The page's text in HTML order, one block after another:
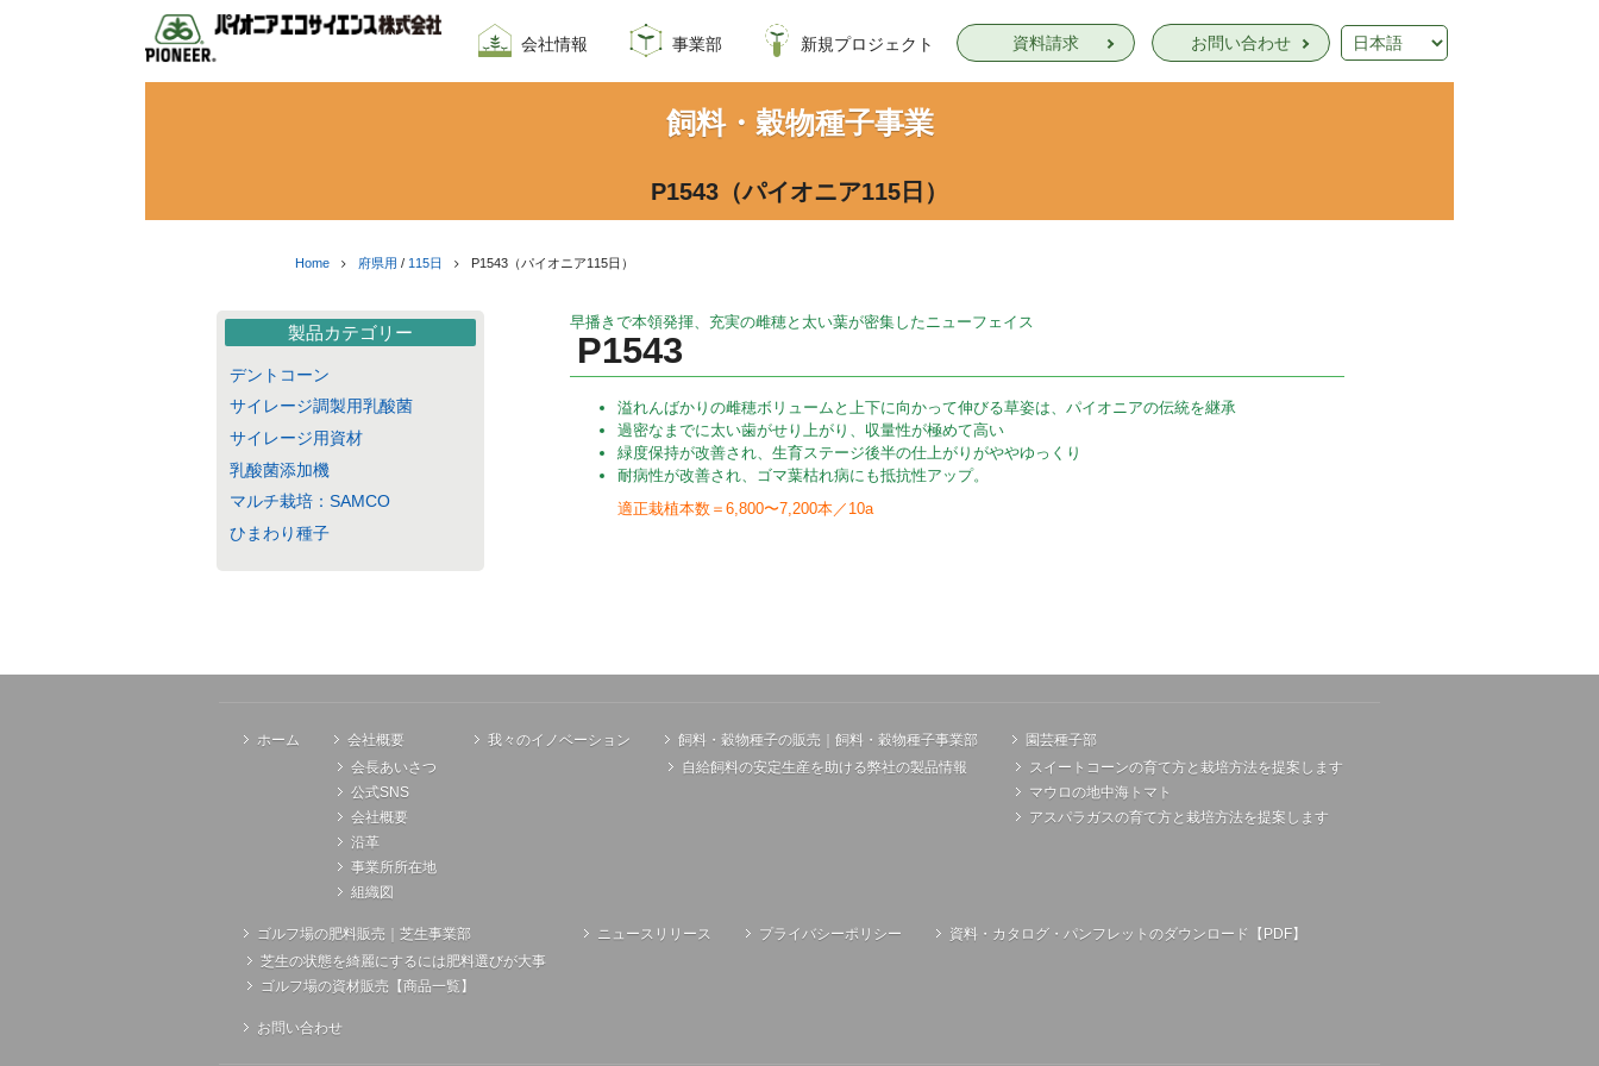
会社情報
会社概要
我々のイノベーション
採用情報
事業部
飼料・穀物種子事業部
園芸種子部
芝生事業部
新規プロジェクト
サナテックシード
青空トマト学園
公式オンラインショップ
PsEco
子実コーンNAVI
資料請求 お問い合わせ
飼料・穀物種子事業
P1543（パイオニア115日）
Home 府県用 / 115日 P1543（パイオニア115日）
早播きで本領発揮、充実の雌穂と太い葉が密集したニューフェイス
P1543
溢れんばかりの雌穂ボリュームと上下に向かって伸びる草姿は、パイオニアの伝統を継承
過密なまでに太い歯がせり上がり、収量性が極めて高い
緑度保持が改善され、生育ステージ後半の仕上がりがややゆっくり
耐病性が改善され、ゴマ葉枯れ病にも抵抗性アップ。
適正栽植本数＝6,800〜7,200本／10a
製品カテゴリー
デントコーン
サイレージ調製用乳酸菌
サイレージ用資材
乳酸菌添加機
マルチ栽培：SAMCO
ひまわり種子
ホーム
会社概要
会長あいさつ
公式SNS
会社概要
沿革
事業所所在地
組織図
我々のイノベーション
飼料・穀物種子の販売｜飼料・穀物種子事業部
自給飼料の安定生産を助ける弊社の製品情報
園芸種子部
スイートコーンの育て方と栽培方法を提案します
マウロの地中海トマト
アスパラガスの育て方と栽培方法を提案します
ゴルフ場の肥料販売｜芝生事業部
芝生の状態を綺麗にするには肥料選びが大事
ゴルフ場の資材販売【商品一覧】
ニュースリリース プライバシーポリシー 資料・カタログ・パンフレットのダウンロード【PDF】
お問い合わせ